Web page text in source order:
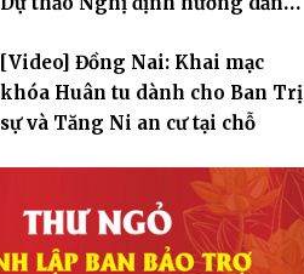
giáo
[Video] Đồng Nai: Khai mạc
khóa Huân tu dành cho Ban Trị
sự và Tăng Ni an cư tại chỗ